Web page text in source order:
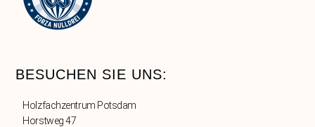
BESUCHEN SIE UNS:
Holzfachzentrum Potsdam
Horstweg 47